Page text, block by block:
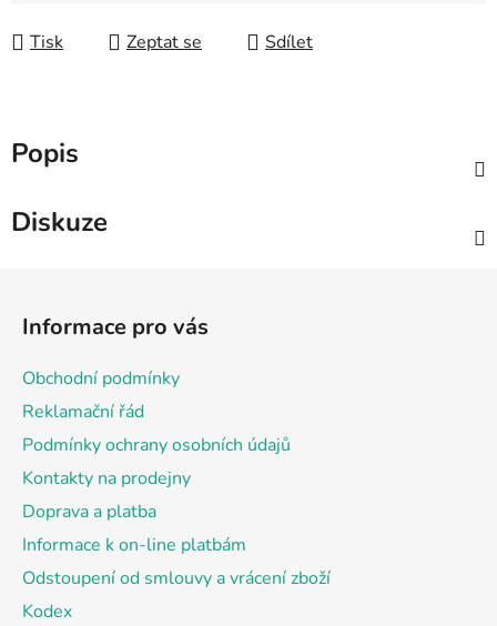
Tisk Zeptat se Sdílet
Popis
Diskuze
Informace pro vás
Obchodní podmínky
Reklamační řád
Podmínky ochrany osobních údajů
Kontakty na prodejny
Doprava a platba
Informace k on-line platbám
Odstoupení od smlouvy a vrácení zboží
Kodex